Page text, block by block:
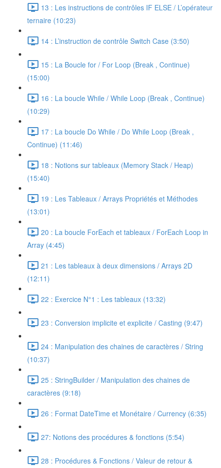
13 : Les instructions de contrôles IF ELSE / L’opérateur
ternaire (10:23)
14 : L’instruction de contrôle Switch Case (3:50)
15 : La Boucle for / For Loop (Break , Continue)
(15:00)
16 : La boucle While / While Loop (Break , Continue)
(10:29)
17 : La boucle Do While / Do While Loop (Break ,
Continue) (11:46)
18 : Notions sur tableaux (Memory Stack / Heap)
(15:40)
19 : Les Tableaux / Arrays Propriétés et Méthodes
(13:01)
20 : La boucle ForEach et tableaux / ForEach Loop in
Array (4:45)
21 : Les tableaux à deux dimensions / Arrays 2D
(12:11)
22 : Exercice N°1 : Les tableaux (13:32)
23 : Conversion implicite et explicite / Casting (9:47)
24 : Manipulation des chaines de caractères / String
(10:37)
25 : StringBuilder / Manipulation des chaines de
caractères (9:18)
26 : Format DateTime et Monétaire / Currency (6:35)
27: Notions des procédures & fonctions (5:54)
28 : Procédures & Fonctions / Valeur de retour &